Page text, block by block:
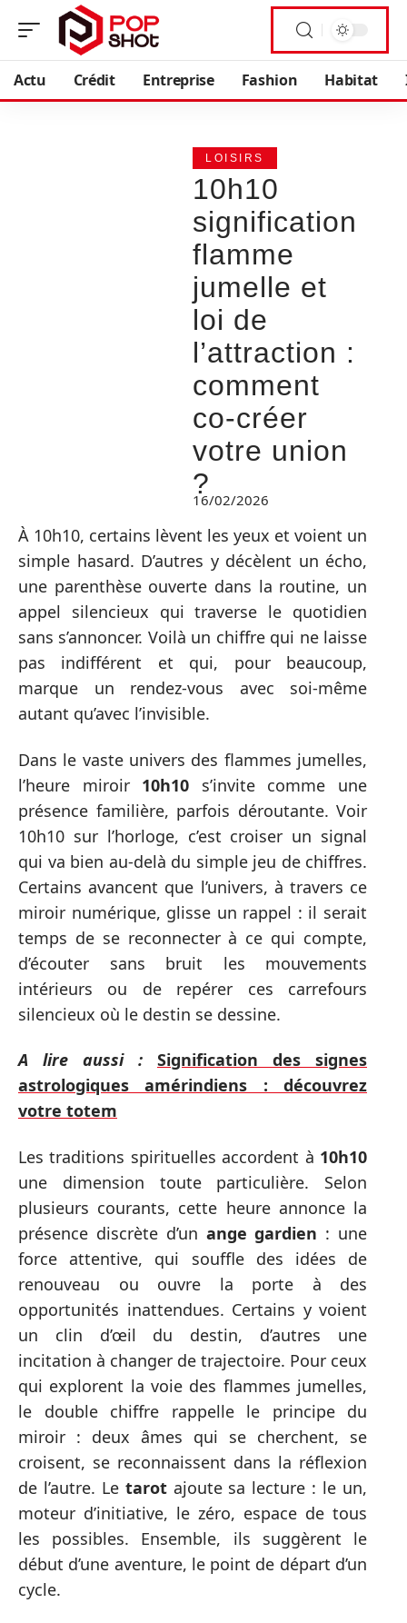
Actu Crédit Entreprise Fashion Habitat
LOISIRS
10h10
signification
flamme
jumelle et
loi de
l’attraction :
comment
co-créer
votre union
?
16/02/2026
À 10h10, certains lèvent les yeux et voient un
simple hasard. D’autres y décèlent un écho,
une parenthèse ouverte dans la routine, un
appel silencieux qui traverse le quotidien
sans s’annoncer. Voilà un chiffre qui ne laisse
pas indifférent et qui, pour beaucoup,
marque un rendez-vous avec soi-même
autant qu’avec l’invisible.
Dans le vaste univers des flammes jumelles,
l’heure miroir 10h10 s’invite comme une
présence familière, parfois déroutante. Voir
10h10 sur l’horloge, c’est croiser un signal
qui va bien au-delà du simple jeu de chiffres.
Certains avancent que l’univers, à travers ce
miroir numérique, glisse un rappel : il serait
temps de se reconnecter à ce qui compte,
d’écouter sans bruit les mouvements
intérieurs ou de repérer ces carrefours
silencieux où le destin se dessine.
A lire aussi :
Signification des signes
astrologiques amérindiens : découvrez
votre totem
Les traditions spirituelles accordent à 10h10
une dimension toute particulière. Selon
plusieurs courants, cette heure annonce la
présence discrète d’un ange gardien : une
force attentive, qui souffle des idées de
renouveau ou ouvre la porte à des
opportunités inattendues. Certains y voient
un clin d’œil du destin, d’autres une
incitation à changer de trajectoire. Pour ceux
qui explorent la voie des flammes jumelles,
le double chiffre rappelle le principe du
miroir : deux âmes qui se cherchent, se
croisent, se reconnaissent dans la réflexion
de l’autre. Le tarotajoute sa lecture : le un,
moteur d’initiative, le zéro, espace de tous
les possibles. Ensemble, ils suggèrent le
début d’une aventure, le point de départ d’un
cycle.